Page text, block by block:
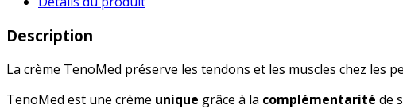
Description
La crème TenoMed préserve les tendons et les muscles chez les
TenoMed est une crème unique grâce à la complémentarité de